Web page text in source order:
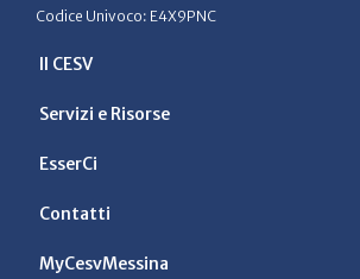
Codice Univoco: E4X9PNC
Il CESV
Servizi e Risorse
EsserCi
Contatti
MyCesvMessina